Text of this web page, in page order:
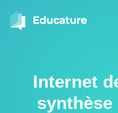
Internet
synthèse